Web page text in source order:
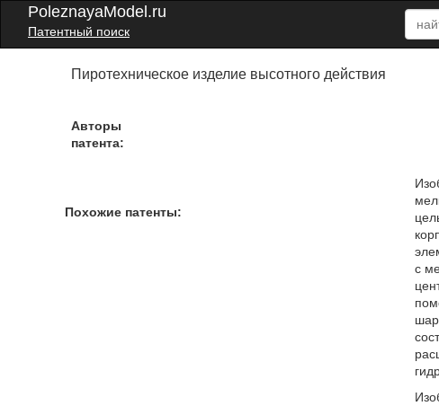
PoleznayaModel.ru
Патентный поиск
Пиротехническое изделие высотного действия
Авторы
патента:
с
Похожие патенты: